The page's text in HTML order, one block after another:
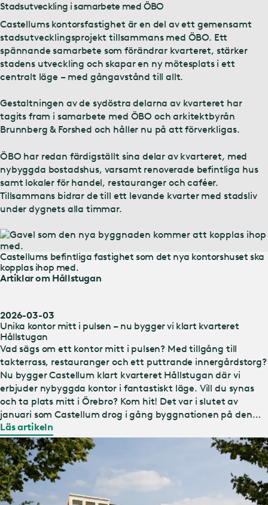
Stadsutveckling i samarbete med ÖBO
Castellums kontorsfastighet är en del av ett gemensamt
stadsutvecklingsprojekt tillsammans med ÖBO. Ett
spännande samarbete som förändrar kvarteret, stärker
stadens utveckling och skapar en ny mötesplats i ett
centralt läge – med gångavstånd till allt.
Gestaltningen av de sydöstra delarna av kvarteret har
tagits fram i samarbete med ÖBO och arkitektbyrån
Brunnberg & Forshed och håller nu på att förverkligas.
ÖBO har redan färdigställt sina delar av kvarteret, med
nybyggda bostadshus, varsamt renoverade befintliga hus
samt lokaler för handel, restauranger och caféer.
Tillsammans bidrar de till ett levande kvarter med stadsliv
under dygnets alla timmar.
Castellums befintliga fastighet som det nya kontorshuset ska
kopplas ihop med.
Artiklar om Hållstugan
2026-03-03
Unika kontor mitt i pulsen – nu bygger vi klart kvarteret
Hållstugan
Vad sägs om ett kontor mitt i pulsen? Med tillgång till
takterrass, restauranger och ett puttrande innergårdstorg?
Nu bygger Castellum klart kvarteret Hållstugan där vi
erbjuder nybyggda kontor i fantastiskt läge. Vill du synas
och ta plats mitt i Örebro? Kom hit! Det var i slutet av
januari som Castellum drog i gång byggnationen på den
sista lediga tomten vid Stortorget i Örebro. Ett slags grand
final för den stadsutveckling som vi inledde redan 2016
tillsammans med Örebrobostäder. ”Bästa läget för kontor”
Det är en levande mötesplats som växer fram här i
kvarteret. En mötesplats med restaur…
Läs artikeln